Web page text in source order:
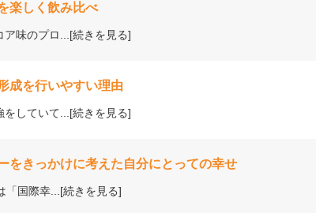
楽しく飲み比べ
味のプロ...[続きを見る]
成を行いやすい理由
していて...[続きを見る]
をきっかけに考えた自分にとっての幸せ
国際幸...[続きを見る]